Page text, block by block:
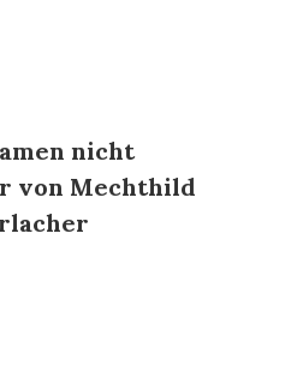
nicht
von Mechthild